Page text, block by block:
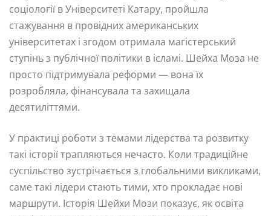
соціології в Університеті Катару, пройшла
стажування в провідних американських
університетах і згодом отримала магістерський
ступінь з публічної політики в ісламі. Шейха Моза не
просто підтримувала реформи — вона їх
розробляла, фінансувала та захищала
десятиліттями.
У практиці роботи з темами лідерства та розвитку
такі історії трапляються нечасто. Коли традиційне
суспільство зустрічається з глобальними викликами,
саме такі лідери стають тими, хто прокладає нові
маршрути. Історія Шейхи Мози показує, як освіта